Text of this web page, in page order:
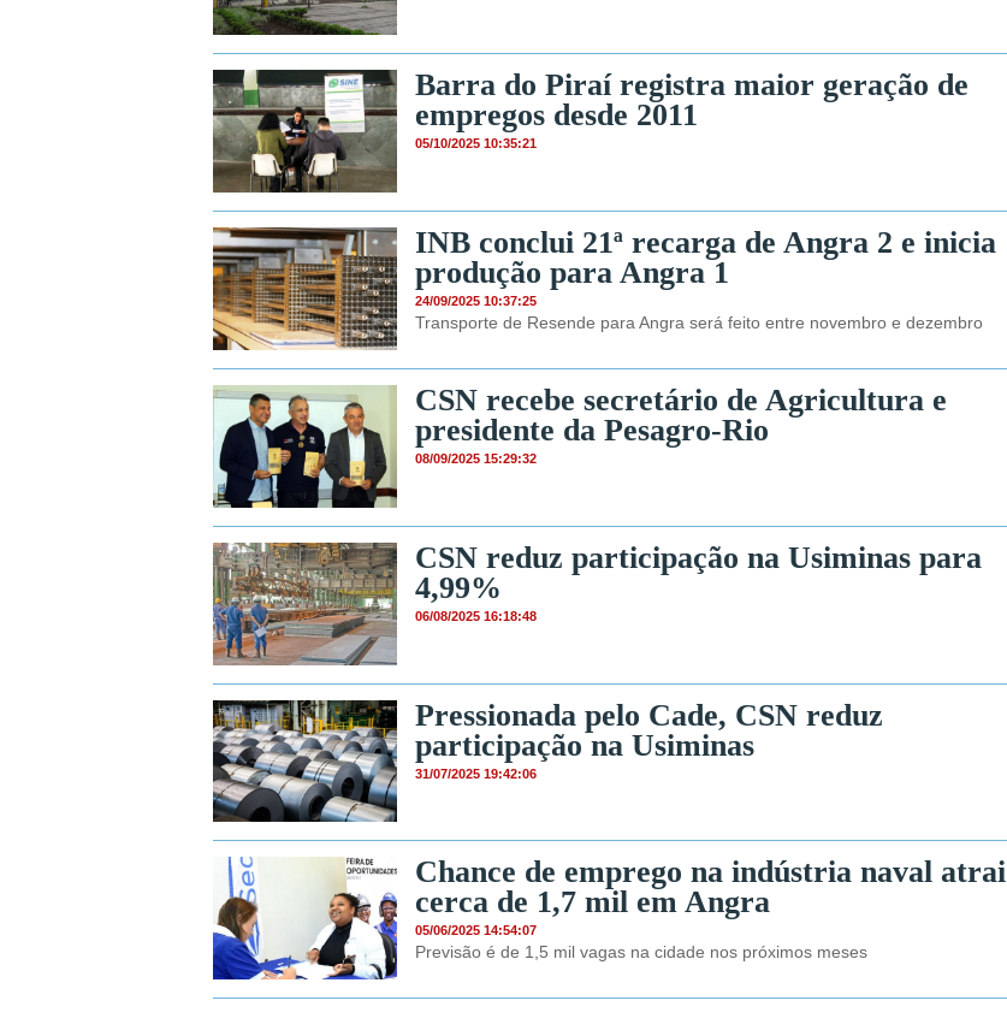
Barra do Piraí registra maior geração de
empregos desde 2011
05/10/2025 10:35:21
INB conclui 21ª recarga de Angra 2 e inicia
produção para Angra 1
24/09/2025 10:37:25
Transporte de Resende para Angra será feito entre novembro e dezembro
CSN recebe secretário de Agricultura e
presidente da Pesagro-Rio
08/09/2025 15:29:32
CSN reduz participação na Usiminas para
4,99%
06/08/2025 16:18:48
Pressionada pelo Cade, CSN reduz
participação na Usiminas
31/07/2025 19:42:06
Chance de emprego na indústria naval atrai
cerca de 1,7 mil em Angra
05/06/2025 14:54:07
Previsão é de 1,5 mil vagas na cidade nos próximos meses